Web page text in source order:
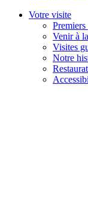
Votre visite
Premiers
Venir à
Visites
Notre